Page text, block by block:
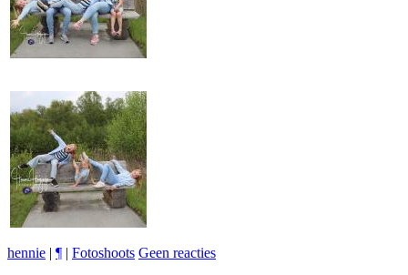
hennie | ¶ | Fotoshoots Geen reacties